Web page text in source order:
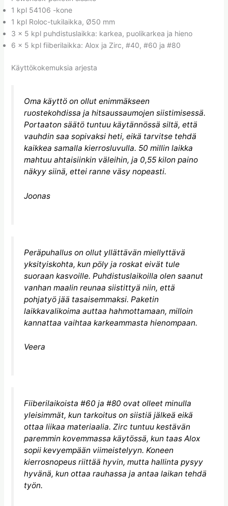
1 kpl 54106 -kone
1 kpl Roloc-tukilaikka, Ø50 mm
3 x 5 kpl puhdistuslaikka: karkea, puolikarkea ja hieno
6 x 5 kpl fiiberilaikka: Alox ja Zirc, #40, #60 ja #80
Käyttökokemuksia arjesta
Oma käyttö on ollut enimmäkseen
ruostekohdissa ja hitsaussaumojen siistimisessä.
Portaaton säätö tuntuu käytännössä siltä, että
vauhdin saa sopivaksi heti, eikä tarvitse tehdä
kaikkea samalla kierrosluvulla. 50 millin laikka
mahtuu ahtaisiinkin väleihin, ja 0,55 kilon paino
näkyy siinä, ettei ranne väsy nopeasti.
Joonas
Peräpuhallus on ollut yllättävän miellyttävä
yksityiskohta, kun pöly ja roskat eivät tule
suoraan kasvoille. Puhdistuslaikoilla olen saanut
vanhan maalin reunaa siistittyä niin, että
pohjatyö jää tasaisemmaksi. Paketin
laikkavalikoima auttaa hahmottamaan, milloin
kannattaa vaihtaa karkeammasta hienompaan.
Veera
Fiiberilaikoista #60 ja #80 ovat olleet minulla
yleisimmät, kun tarkoitus on siistiä jälkeä eikä
ottaa liikaa materiaalia. Zirc tuntuu kestävän
paremmin kovemmassa käytössä, kun taas Alox
sopii kevyempään viimeistelyyn. Koneen
kierrosnopeus riittää hyvin, mutta hallinta pysyy
hyvänä, kun ottaa rauhassa ja antaa laikan tehdä
työn.